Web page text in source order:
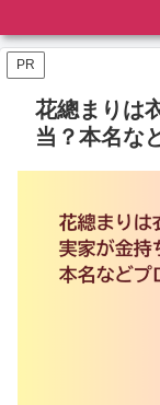
PR
花總まりは
当？本名な